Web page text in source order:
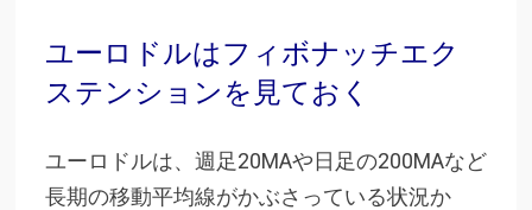
ユーロドルはフィボナッチエク
ステンションを見ておく
ユーロドルは、週足20MAや日足の200MAなど
長期の移動平均線がかぶさっている状況か